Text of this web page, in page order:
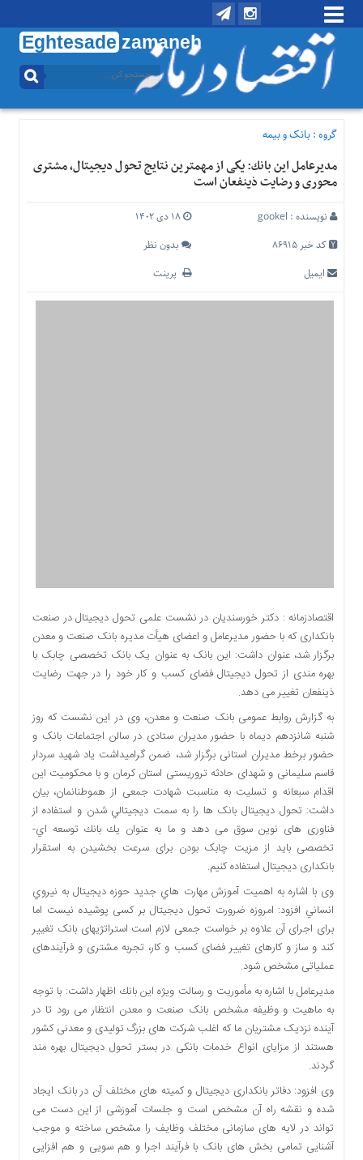
Eghtesade zamaneh
منوی
تماس
درباره
منوی
خانه
اقتصادی
اجتماعی
معدن
نفت
فناوری
منظقه
دسترسی
سریع
تماس
درباره
پلیس،امنیت
جامعه
گرایی
اخبار
سایت
اجتماعی
اقتصادی
فرهنگ
گروه :بانک و بیمه
مدیرعامل این بانك: یكی از مهمترین نتایج تحول دیجیتال، مشتری
محوری و رضایت ذینفعان است
نویسنده : gookel
۱۸ دی ۱۴۰۲
کد خبر 86915
بدون نظر
ایمیل
پرینت
اقتصادزمانه : دکتر خورسندیان در نشست علمی تحول دیجیتال در صنعت
بانکداری که با حضور مدیرعامل و اعضای هیأت مدیره بانک صنعت و معدن
برگزار شد، عنوان داشت: این بانک به عنوان یک بانک تخصصی چابک با
بهره مندی از تحول دیجیتال فضای کسب و کار خود را در جهت رضایت
ذینفعان تغییر می دهد.
به گزارش روابط عمومی بانک صنعت و معدن، وی در این نشست که روز
شنبه شانزدهم دیماه با حضور مدیران ستادی در سالن اجتماعات بانک و
حضور برخط مدیران استانی برگزار شد، ضمن گرامیداشت یاد شهید سردار
قاسم سلیمانی و شهدای حادثه تروریستی استان کرمان و با محکومیت این
اقدام سبعانه و تسلیت به مناسبت شهادت جمعی از هموطنانمان، بیان
داشت: تحول دیجیتال بانک ها را به سمت ديجيتالي شدن و استفاده از
فناوری های نوین سوق می دهد و ما به عنوان يك بانك توسعه اي-
تخصصی بايد از مزیت چابک بودن برای سرعت بخشیدن به استقرار
بانکداری دیجیتال استفاده کنیم.
وی با اشاره به اهميت آموزش مهارت هاي جديد حوزه دیجیتال به نيروي
انساني افزود: امروزه ضرورت تحول دیجیتال بر کسی پوشیده نیست اما
برای اجرای آن علاوه بر خواست جمعی لازم است استراتژیهای بانک تغییر
کند و ساز و کارهای تغییر فضای کسب و کار، تجربه مشتری و فرآیندهای
عملیاتی مشخص شود.
مديرعامل با اشاره به مأموريت و رسالت ویژه اين بانك اظهار داشت: با توجه
به ماهیت و وظیفه مشخص بانک صنعت و معدن انتظار می رود تا در
آینده نزدیک مشتریان ما که اغلب شرکت های بزرگ تولیدی و معدنی کشور
هستند از مزایای انواع خدمات بانکی در بستر تحول دیجیتال بهره مند
گردند.
وی افزود: دفاتر بانکداری دیجیتال و کمیته های مختلف آن در بانک ایجاد
شده و نقشه راه آن مشخص است و جلسات آموزشی از این دست می
تواند در لایه های سازمانی مختلف وظایف را مشخص ساخته و موجب
آشنایی تمامی بخش های بانک با فرآیند اجرا و هم سویی و هم افزایی